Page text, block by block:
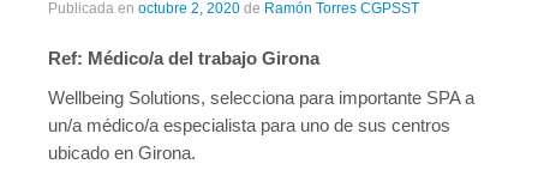
Publicada en octubre 2, 2020 de Ramón Torres CGPSST
Ref: Médico/a del trabajo Girona
Wellbeing Solutions, selecciona para importante SPA a
un/a médico/a especialista para uno de sus centros
ubicado en Girona.